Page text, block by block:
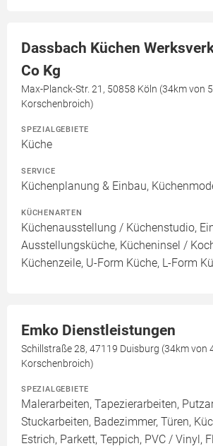
Dassbach Küchen
Co Kg
Max-Planck-Str. 21, 50858 Köln (34km von
Korschenbroich)
SPEZIALGEBIETE
Küche
SERVICE
Küchenplanung & Einbau,
KÜCHENARTEN
Küchenausstellung / Küchenstudio,
Ausstellungsküche, Kücheninsel /
Küchenzeile, U-Form Küche, L-Form
Emko Dienstleistungen
Schillstraße 28, 47119 Duisburg (34km von
Korschenbroich)
SPEZIALGEBIETE
Malerarbeiten, Tapezierarbeiten,
Stuckarbeiten, Badezimmer, Türen,
Estrich, Parkett, Teppich, PVC / Vinyl,